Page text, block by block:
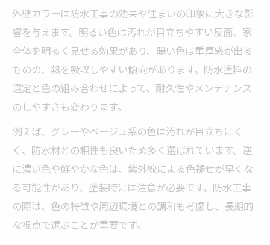
外壁カラーは防水工事の効果や住まいの印象に大きな影
響を与えます。明るい色は汚れが目立ちやすい反面、家
全体を明るく見せる効果があり、暗い色は重厚感が出る
ものの、熱を吸収しやすい傾向があります。防水塗料の
選定と色の組み合わせによって、耐久性やメンテナンス
のしやすさも変わります。
例えば、グレーやベージュ系の色は汚れが目立ちにく
く、防水材との相性も良いため多く選ばれています。逆
に濃い色や鮮やかな色は、紫外線による色褪せが早くな
る可能性があり、塗装時には注意が必要です。防水工事
の際は、色の特徴や周辺環境との調和も考慮し、長期的
な視点で選ぶことが重要です。